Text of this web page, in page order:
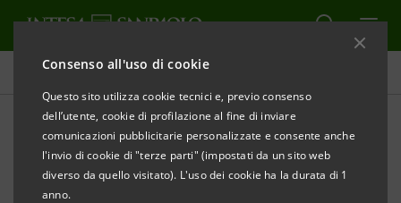
Consenso all'uso di cookie
Questo sito utilizza cookie tecnici e, previo consenso
dell’utente, cookie di profilazione al fine di inviare
comunicazioni pubblicitarie personalizzate e consente anche
l'invio di cookie di "terze parti" (impostati da un sito web
diverso da quello visitato). L'uso dei cookie ha la durata di 1
anno.
Comunicati stampa
STAMPA AGGIORNA
COMUNICATO STAMPA
CASSA DI RISPARMIO DEL VENETO, CON IL COMUNE